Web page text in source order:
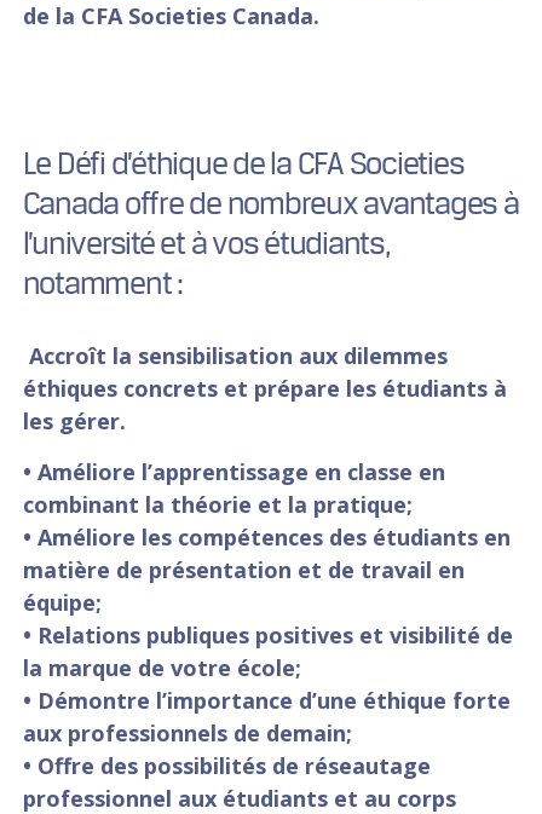
de la CFA Societies Canada.
Le Défi d’éthique de la CFA Societies
Canada offre de nombreux avantages à
l’université et à vos étudiants,
notamment :
Accroît la sensibilisation aux dilemmes
éthiques concrets et prépare les étudiants à
les gérer.
• Améliore l’apprentissage en classe en
combinant la théorie et la pratique;
• Améliore les compétences des étudiants en
matière de présentation et de travail en
équipe;
• Relations publiques positives et visibilité de
la marque de votre école;
• Démontre l’importance d’une éthique forte
aux professionnels de demain;
• Offre des possibilités de réseautage
professionnel aux étudiants et au corps